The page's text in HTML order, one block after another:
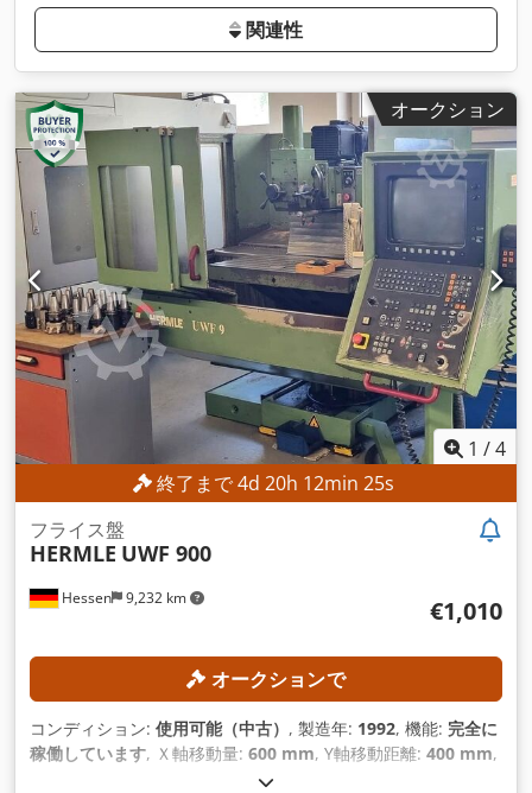
関連性
オークション
1 / 4
終了まで4d 20h 12min 22s
Hessen 9,232 km
フライス盤
HERMLEUWF 900
€1,010
オークションで
コンディション: 使用可能（中古） , 製造年: 1992 , 機能: 完全に
稼働しています , Ｘ軸移動量: 600 mm , Y軸移動距離: 400 mm